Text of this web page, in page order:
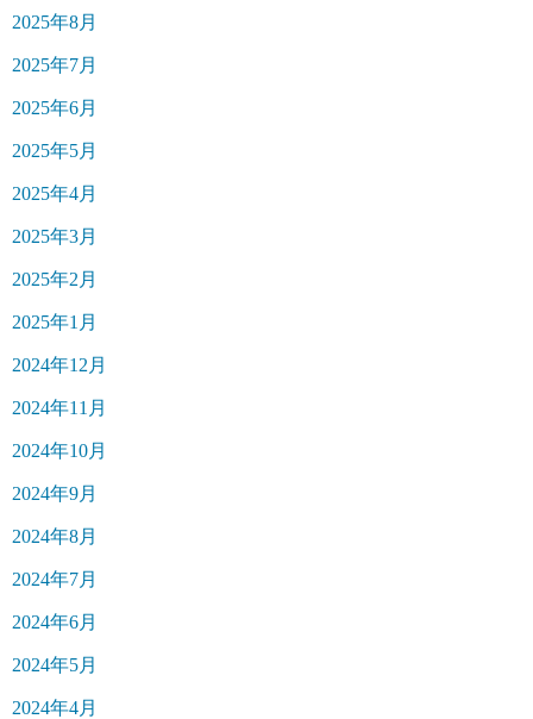
2025年8月
2025年7月
2025年6月
2025年5月
2025年4月
2025年3月
2025年2月
2025年1月
2024年12月
2024年11月
2024年10月
2024年9月
2024年8月
2024年7月
2024年6月
2024年5月
2024年4月